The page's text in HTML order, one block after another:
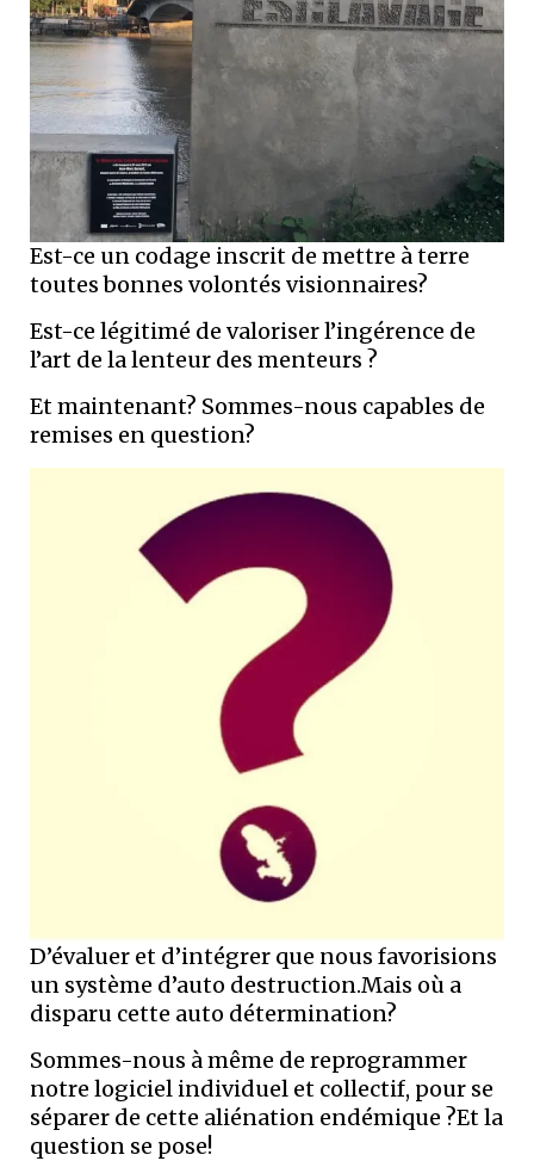
Est-ce un codage inscrit de mettre à terre
toutes bonnes volontés visionnaires?
Est-ce légitimé de valoriser l’ingérence de
l’art de la lenteur des menteurs ?
Et maintenant? Sommes-nous capables de
remises en question?
D’évaluer et d’intégrer que nous favorisions
un système d’auto destruction.Mais où a
disparu cette auto détermination?
Sommes-nous à même de reprogrammer
notre logiciel individuel et collectif, pour se
séparer de cette aliénation endémique ?Et la
question se pose!